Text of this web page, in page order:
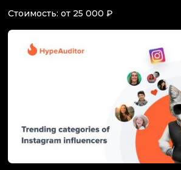
Стоимость: от 25 000 ₽